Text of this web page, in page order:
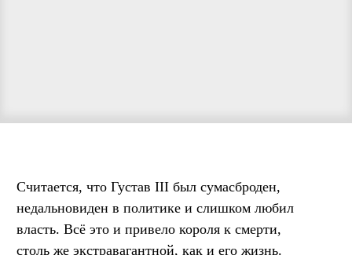
Считается, что Густав III был сумасброден,
недальновиден в политике и слишком любил
власть. Всё это и привело короля к смерти,
столь же экстравагантной, как и его жизнь.